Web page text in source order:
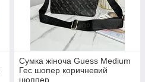
Сумка жіноча Guess Medium
Гес шопер коричневий
шоппер